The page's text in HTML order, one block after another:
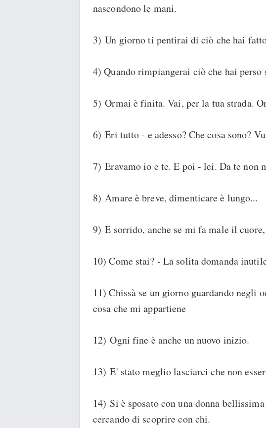
nascondono le mani.
3) Un giorno ti pentirai di ciò che hai
4) Quando rimpiangerai ciò che hai
5) Ormai è finita. Vai, per la tua strada.
6) Eri tutto - e adesso? Che cosa sono?
7) Eravamo io e te. E poi - lei. Da te non
8) Amare è breve, dimenticare è lungo...
9) E sorrido, anche se mi fa male il cuore,
10) Come stai? - La solita domanda
11) Chissà se un giorno guardando negli
cosa che mi appartiene
12) Ogni fine è anche un nuovo inizio.
13) E' stato meglio lasciarci che non
14) Si è sposato con una donna
cercando di scoprire con chi.